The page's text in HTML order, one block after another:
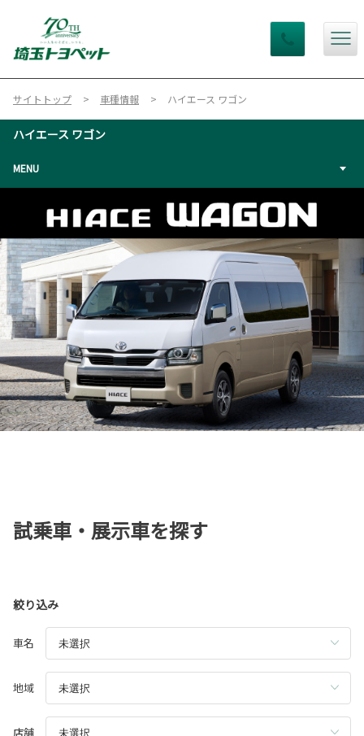
サイトトップ 車種情報 ハイエース ワゴン
ハイエース ワゴン
MENU
試乗車・展示車を探す
絞り込み
車名
地域
店舗